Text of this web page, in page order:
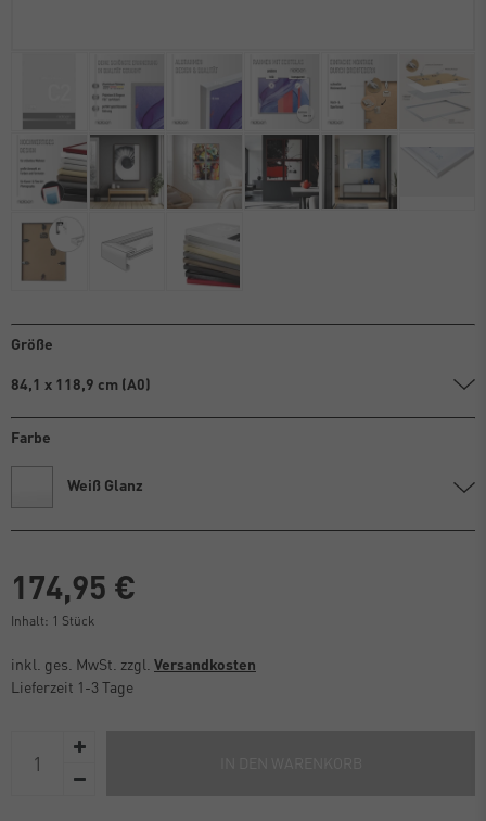
Größe
84,1 x 118,9 cm (A0)
Farbe
Weiß Glanz
174,95 €
Inhalt: 1 Stück
inkl. ges. MwSt. zzgl. Versandkosten
Lieferzeit 1-3 Tage